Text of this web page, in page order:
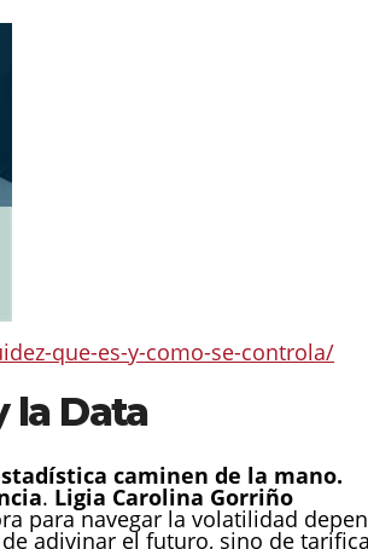
que-es-y-como-se-controla/
la Data
caminen de la mano.
. Ligia Carolina Gorriño
para navegar la volatilidad
adivinar el futuro, sino de